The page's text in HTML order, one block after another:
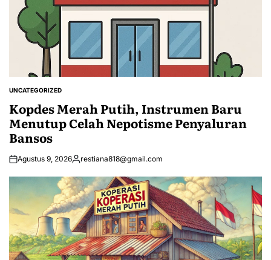
POSTED
UNCATEGORIZED
Kopdes Merah Putih, Instrumen Baru
Menutup Celah Nepotisme Penyaluran
Bansos
Agustus 9, 2026Posted
restiana818@gmail.com